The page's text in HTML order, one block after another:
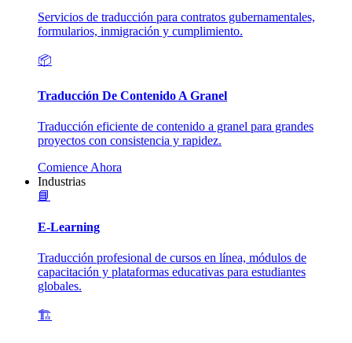
Servicios de traducción para contratos gubernamentales,
formularios, inmigración y cumplimiento.
📦
Traducción De Contenido A Granel
Traducción eficiente de contenido a granel para grandes
proyectos con consistencia y rapidez.
Comience Ahora
Industrias
📘
E-Learning
Traducción profesional de cursos en línea, módulos de
capacitación y plataformas educativas para estudiantes
globales.
🏗️